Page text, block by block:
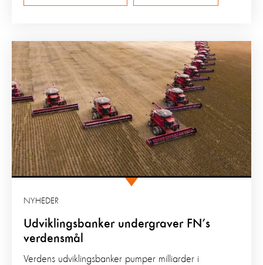
Udviklingsbanker undergraver FN’s
verdensmål
NYHEDER
Verdens udviklingsbanker pumper milliarder i